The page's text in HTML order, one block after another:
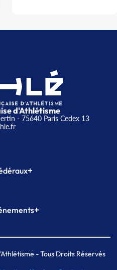
d'Athlétisme
- 75640 Paris Cedex 13
+
Formation
+
Paris indoor
de Paris- Tous Droits Réservés